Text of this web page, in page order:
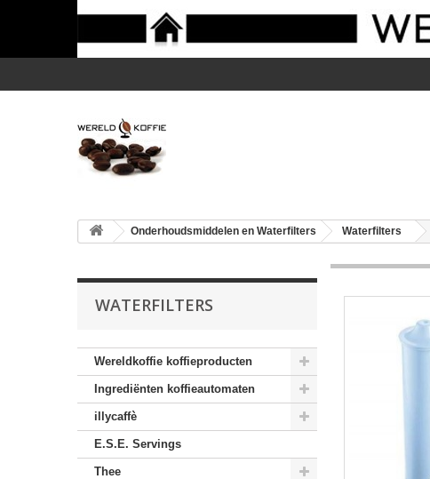
Onderhoudsmiddelen en Waterfilters Waterfilters
WATERFILTERS
Wereldkoffie koffieproducten
Ingrediënten koffieautomaten
illycaffè
E.S.E. Servings
Thee